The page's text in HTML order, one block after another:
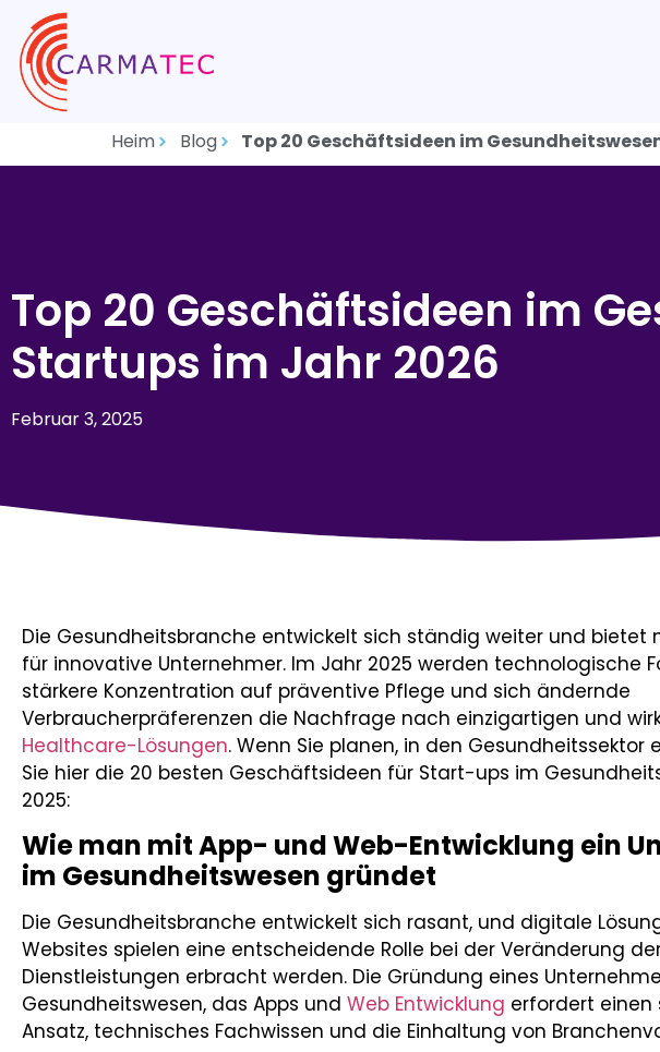
Heim Blog Top 20 Geschäftsideen im
Top 20 Geschäftsideen im
Startups im Jahr 2026
Februar 3, 2025
Die Gesundheitsbranche entwickelt sich ständig weiter und bietet
für innovative Unternehmer. Im Jahr 2025 werden technologische
stärkere Konzentration auf präventive Pflege und sich ändernde
Verbraucherpräferenzen die Nachfrage nach einzigartigen und
Healthcare-Lösungen. Wenn Sie planen, in den Gesundheitssektor
Sie hier die 20 besten Geschäftsideen für Start-ups im
2025:
Wie man mit App- und Web-Entwicklung ein
im Gesundheitswesen gründet
Die Gesundheitsbranche entwickelt sich rasant, und digitale
Websites spielen eine entscheidende Rolle bei der Veränderung
Dienstleistungen erbracht werden. Die Gründung eines
Gesundheitswesen, das Apps und Web Entwicklung erfordert
Ansatz, technisches Fachwissen und die Einhaltung von